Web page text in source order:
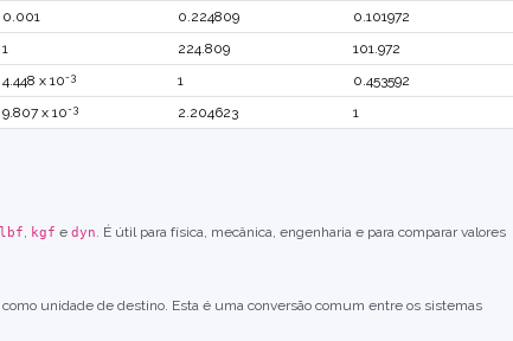
0.001 0.224809
0.101972
1 224.809
101.972
4.448 x 10-3 1
0.453592
9.807 x 10-3 2.204623 1
lbf, kgf e dyn. É útil para física, mecânica, engenharia e para comparar valores
como unidade de destino. Esta é uma conversão comum entre os sistemas